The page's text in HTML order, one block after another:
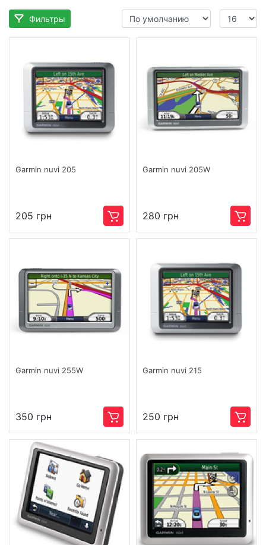
Фильтры
Garmin nuvi 205
205 грн
Garmin nuvi 205W
280 грн
Garmin nuvi 255W
350 грн
Garmin nuvi 215
250 грн